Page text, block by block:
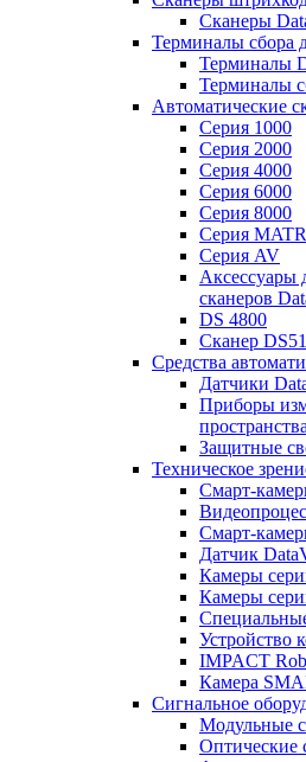
Сканеры
Терминалы сбора
Терминалы
Терминалы
Автоматические
Серия 1000
Серия 2000
Серия 4000
Серия 6000
Серия 8000
Серия
Серия AV
Аксессуары
сканеров
DS 4800
Сканер
Средства
Датчики
Приборы
Защитные
Техническое
Смарт-
Смарт-
Датчик
Камеры
Камеры
Устройство
IMPACT
Камера
Cигнальное
Модульные
Оптические